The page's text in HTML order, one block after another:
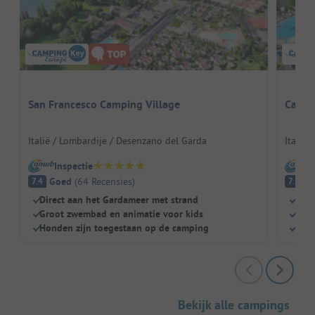
San Francesco Camping Village
Italië / Lombardije / Desenzano del Garda
Inspectie
7.4 Goed (64 Recensies)
Direct aan het Gardameer met strand
Groot zwembad en animatie voor kids
Honden zijn toegestaan op de camping
Italië /
7.5
Bekijk alle campings